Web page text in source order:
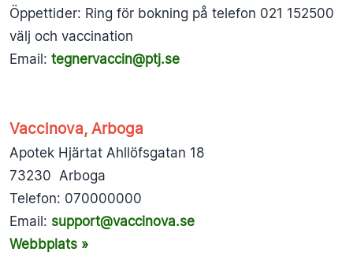
Öppettider: Ring för bokning på telefon 021 152500
välj och vaccination
Email: tegnervaccin@ptj.se
Vaccinova, Arboga
Apotek Hjärtat Ahllöfsgatan 18
73230 Arboga
Telefon: 070000000
Email: support@vaccinova.se
Webbplats »